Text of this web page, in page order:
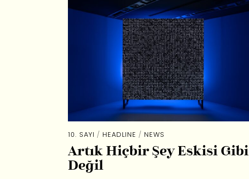
10. SAYI / HEADLINE / NEWS
Artık Hiçbir Şey Eskisi Gibi
Değil